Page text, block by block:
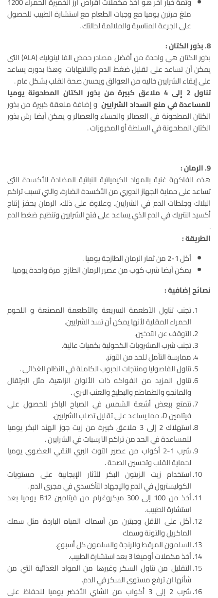
ملغ مرتين يوميا مع وجبات الطعام مع استشارة الطبيب للحصول
على الجرعة المناسبة والملائمة لحالتك .
8. بذور الكتان :
بذور الكتان هي واحدة من أفضل مصادر حمض الفا لينوليك (ALA) التي
يمكن أن تساعد على تقليل ضغط الدم والالتهابات. وهذا بدوره يساعد
على إبقاء الشرايين خاليه من العوائق ويحسن صحة القلب بشكل عام .
تناول 2 إلى 4 ملاعق كبيرة من بذور الكتان المطحونة يوميا
للمساعدة في منع انسداد الشرايين و إضافة ملعقة كبيرة من بذور
الكتان المطحونة في العصائر والحساء والعصائر و يمكن أيضا رش بذور
الكتان المطحونة في السلطة أو المخبوزات .
9. الرمان :
هذه الفاكهة غنية بالمواد الكيميائية النباتية المضادة للأكسدة التي
تساعد على حماية الجهاز الدوري من الأكسدة الضارة، والتي تسبب تراكم
البلاك وجلطات الدم في الشرايين. وعلاوة على ذلك، الرمان يحفز إنتاج
أكسيد النتريك في الدم الذي يساعد على فتح الشرايين وتنظيم ضغط الدم
.
الطريقة :
أكل 1-2 من ثمار الرمان الطازجة يوميا .
يمكن أيضا شرب كوب من عصير الرمان الطازج مرة واحدة يوميا.
نصائح إضافية :
تجنب تناول الأطعمة السريعة والأطعمة المصنعة و اللحوم
الحمراء المقلية لأنها يمكن أن تسد الشرايين.
التوقف عن التدخين.
تجنب شرب المشروبات الكحولية بكميات عالية.
ممارسة التأمل للحد من التوتر.
تناول الفاصوليا ومنتجات الحبوب الكاملة في النظام الغذائي .
تناول المزيد من الفواكه ذات الألوان الزاهية، مثل البرتقال
والمانجو والطماطم والبطيخ والعنب البري .
تتمتع ببعض أشعة الشمس في الصباح الباكر للحصول على
فيتامين D، مما يساعد على تقليل تصلب الشرايين.
استهلاك 2 إلى 3 ملاعق كبيرة من زيت جوز الهند البكر يوميا
للمساعدة في الحد من تراكم الترسبات في الشرايين .
شرب 1-2 أكواب من عصير التوت البري النقي العضوي يوميا
لحماية القلب وتحسين الصحة .
استخدام زيت الزيتون البكر للآثار الإيجابية على مستويات
الكوليسترول في الدم والإجهاد التأكسدي في مجرى الدم .
أخذ من 100 إلى 300 ميكروغرام من فيتامين B12 يوميا بعد
استشارة الطبيب.
أكل على الأقل وجبتين من أسماك المياه الباردة مثل سمك
الماكريل والتونة وسمك
السلمون المرقط والرنجة والسلمون كل أسبوع.
أخذ مكملات أوميغا 3 بعد استشارة الطبيب.
التقليل من تناول السكر وغيرها من المواد الغذائية التي من
شأنها ان ترفع مستوى السكر في الدم.
شرب 2 إلى 3 أكواب من الشاي الأخضر يوميا للحفاظ على